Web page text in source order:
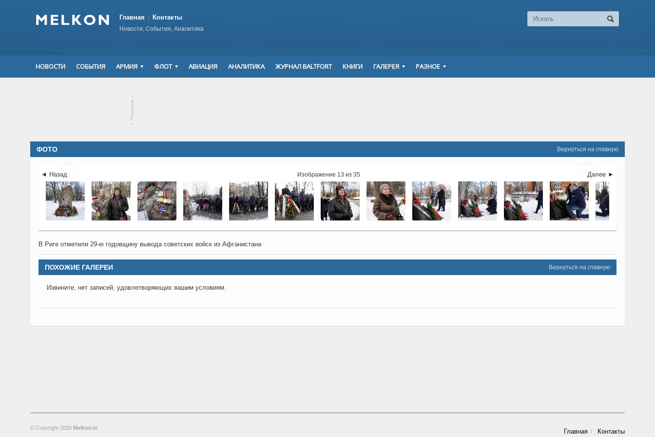
Главная Контакты
Новости, События, Аналитика
НОВОСТИ СОБЫТИЯ АРМИЯ ФЛОТ АВИАЦИЯ АНАЛИТИКА ЖУРНАЛ BALTFORT КНИГИ ГАЛЕРЕЯ РАЗНОЕ
▾
Реклама
▾
Вернуться на главную
ФОТО
 
◄ Назад Далее ►
Изображение 13 из 35
В Риге отметили 29-ю годовщину вывода советских войск из Афганистана
Вернуться на главную
ПОХОЖИЕ ГАЛЕРЕИ
Извините, нет записей, удовлетворяющих вашим условиям.
Главная Контакты
© Copyright 2026 Melkon.lv